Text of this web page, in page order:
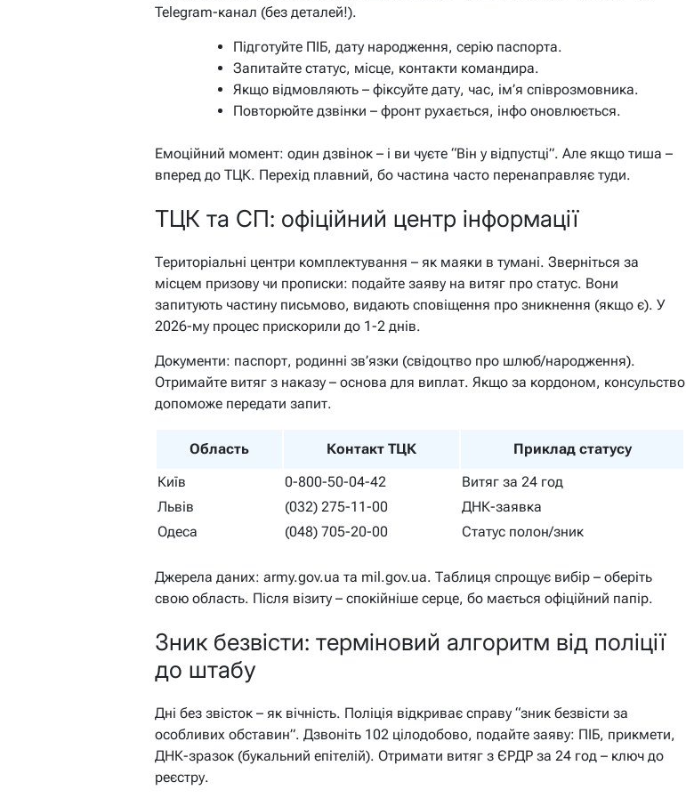
Telegram-канал (без деталей!).
Підготуйте ПІБ, дату народження, серію паспорта.
Запитайте статус, місце, контакти командира.
Якщо відмовляють – фіксуйте дату, час, ім’я співрозмовника.
Повторюйте дзвінки – фронт рухається, інфо оновлюється.
Емоційний момент: один дзвінок – і ви чуєте “Він у відпустці”. Але якщо тиша –
вперед до ТЦК. Перехід плавний, бо частина часто перенаправляє туди.
ТЦК та СП: офіційний центр інформації
Територіальні центри комплектування – як маяки в тумані. Зверніться за
місцем призову чи прописки: подайте заяву на витяг про статус. Вони
запитують частину письмово, видають сповіщення про зникнення (якщо є). У
2026-му процес прискорили до 1-2 днів.
Документи: паспорт, родинні зв’язки (свідоцтво про шлюб/народження).
Отримайте витяг з наказу – основа для виплат. Якщо за кордоном, консульство
допоможе передати запит.
Область Контакт ТЦК
Приклад статусу
Київ
0-800-50-04-42
Витяг за 24 год
Львів
(032) 275-11-00
ДНК-заявка
Одеса
(048) 705-20-00 Статус полон/зник
Джерела даних: army.gov.ua та mil.gov.ua. Таблиця спрощує вибір – оберіть
свою область. Після візиту – спокійніше серце, бо мається офіційний папір.
Зник безвісти: терміновий алгоритм від поліції
до штабу
Дні без звісток – як вічність. Поліція відкриває справу “зник безвісти за
особливих обставин”. Дзвоніть 102 цілодобово, подайте заяву: ПІБ, прикмети,
ДНК-зразок (букальний епітелій). Отримати витяг з ЄРДР за 24 год – ключ до
реєстру.